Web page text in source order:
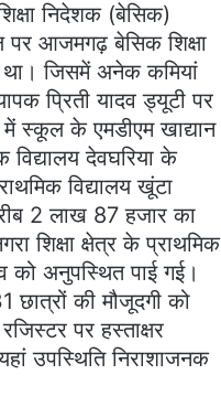
निदेशक (बेसिक)
पर आजमगढ़ बेसिक शिक्षा
था। जिसमें अनेक कमियां
प्रिती यादव ड्यूटी पर
स्कूल के एमडीएम खाद्यान
देवघरिया के
विद्यालय खूंटा
2 लाख 87 हजार का
शिक्षा क्षेत्र के प्राथमिक
को अनुपस्थित पाई गई।
छात्रों की मौजूदगी को
पर हस्ताक्षर
उपस्थिति निराशाजनक